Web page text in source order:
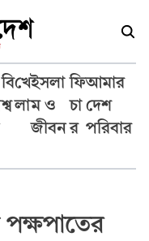
বি
শ্ব
খে
লা
ইসলা
ম ও
জীবন
ফি
চা
র
আমার
দেশ
পরিবার
পক্ষপাতের